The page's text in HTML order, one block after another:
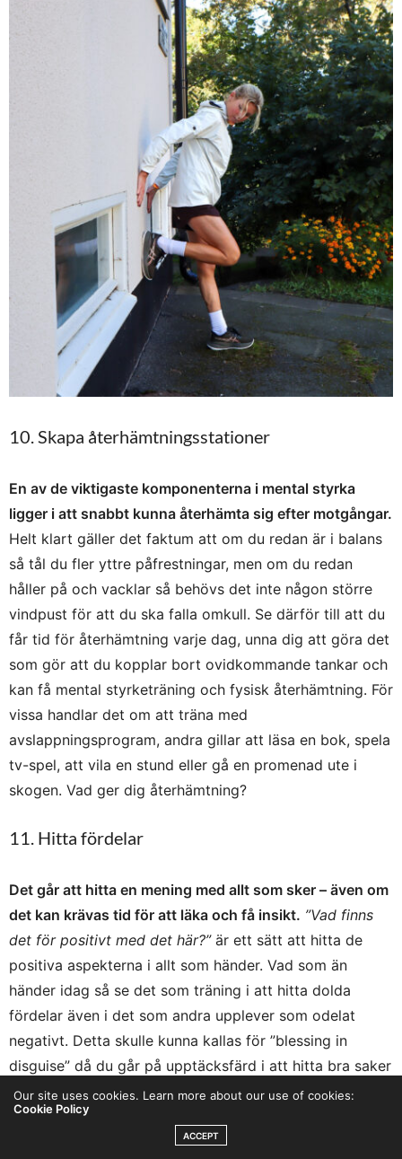
10. Skapa återhämtningsstationer
En av de viktigaste komponenterna i mental styrka
ligger i att snabbt kunna återhämta sig efter motgångar.
Helt klart gäller det faktum att om du redan är i balans
så tål du fler yttre påfrestningar, men om du redan
håller på och vacklar så behövs det inte någon större
vindpust för att du ska falla omkull. Se därför till att du
får tid för återhämtning varje dag, unna dig att göra det
som gör att du kopplar bort ovidkommande tankar och
kan få mental styrketräning och fysisk återhämtning. För
vissa handlar det om att träna med
avslappningsprogram, andra gillar att läsa en bok, spela
tv-spel, att vila en stund eller gå en promenad ute i
skogen. Vad ger dig återhämtning?
11. Hitta fördelar
Det går att hitta en mening med allt som sker – även om
det kan krävas tid för att läka och få insikt. ”Vad finns
det för positivt med det här?”är ett sätt att hitta de
positiva aspekterna i allt som händer. Vad som än
händer idag så se det som träning i att hitta dolda
fördelar även i det som andra upplever som odelat
negativt. Detta skulle kunna kallas för ”blessing in
disguise” då du går på upptäcksfärd i att hitta bra saker
med alla möten, både dem som stärkt dig och dem som
tryckt ned dig.
Our site uses cookies. Learn more about our use of cookies:
Cookie Policy
ACCEPT